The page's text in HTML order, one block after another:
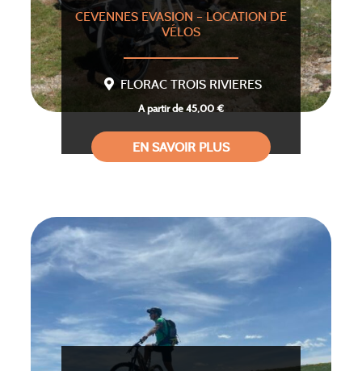
CEVENNES EVASION – LOCATION DE
VÉLOS
FLORAC TROIS RIVIERES
A partir de 45,00 €
EN SAVOIR PLUS